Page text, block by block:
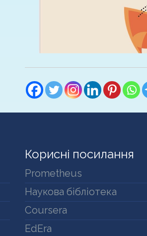
Корисні посилання
Prometheus
Наукова бібліотека
Coursera
EdEra